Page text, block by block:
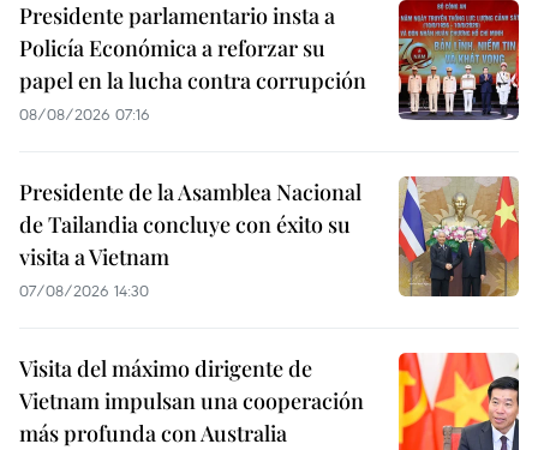
Presidente parlamentario insta a
Policía Económica a reforzar su
papel en la lucha contra corrupción
08/08/2026 07:16
Presidente de la Asamblea Nacional
de Tailandia concluye con éxito su
visita a Vietnam
07/08/2026 14:30
Visita del máximo dirigente de
Vietnam impulsan una cooperación
más profunda con Australia